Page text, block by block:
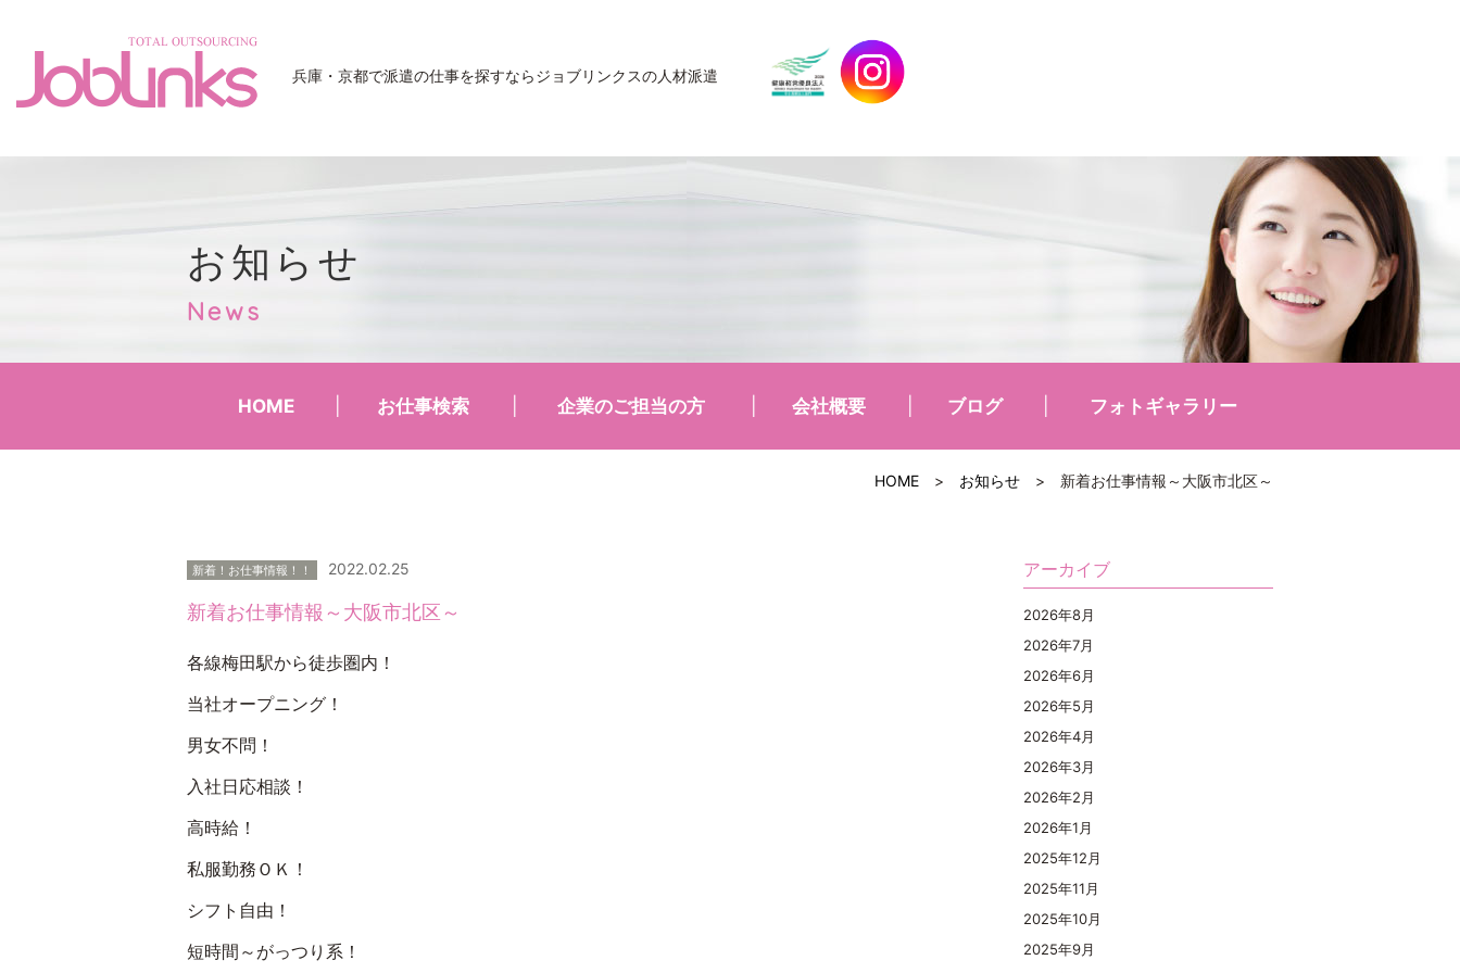
兵庫・京都で派遣の仕事を探すならジョブリンクスの人材派遣
お知らせ
News
HOME お仕事検索 企業のご担当の方 会社概要 ブログ フォトギャラリー
HOME > お知らせ > 新着お仕事情報～大阪市北区～
新着！お仕事情報！！ 2022.02.25
新着お仕事情報～大阪市北区～
各線梅田駅から徒歩圏内！
当社オープニング！
男女不問！
入社日応相談！
高時給！
私服勤務ＯＫ！
シフト自由！
短時間～がっつり系！
アーカイブ
2026年8月
2026年7月
2026年6月
2026年5月
2026年4月
2026年3月
2026年2月
2026年1月
2025年12月
2025年11月
2025年10月
2025年9月